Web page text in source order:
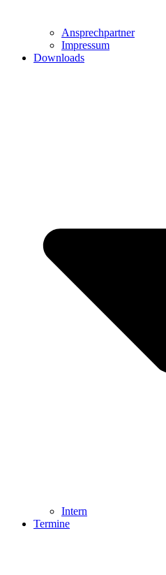
Ansprechpartner
Impressum
Downloads
Intern
Termine